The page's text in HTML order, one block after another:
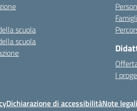
scuola
scuola
I
Dichiarazione di accessibilitàNote legali